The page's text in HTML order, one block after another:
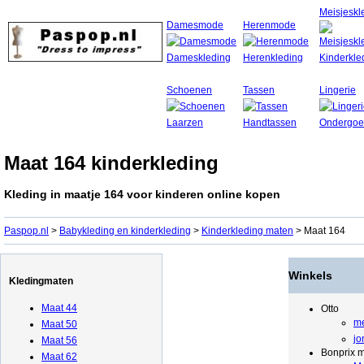
Damesmode Herenmode
Schoenen Tassen Lingerie
Maat 164 kinderkleding
Kleding in maatje 164 voor kinderen online kopen
Paspop.nl > Babykleding en kinderkleding > Kinderkleding maten > Maat 164
Kledingmaten
Maat 44
Maat 50
Maat 56
Maat 62
Winkels
Otto
Bonprix